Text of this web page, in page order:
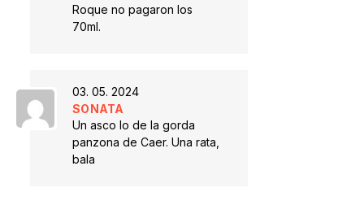
Roque no pagaron los
70ml.
03. 05. 2024
SONATA
Un asco lo de la gorda
panzona de Caer. Una rata,
bala